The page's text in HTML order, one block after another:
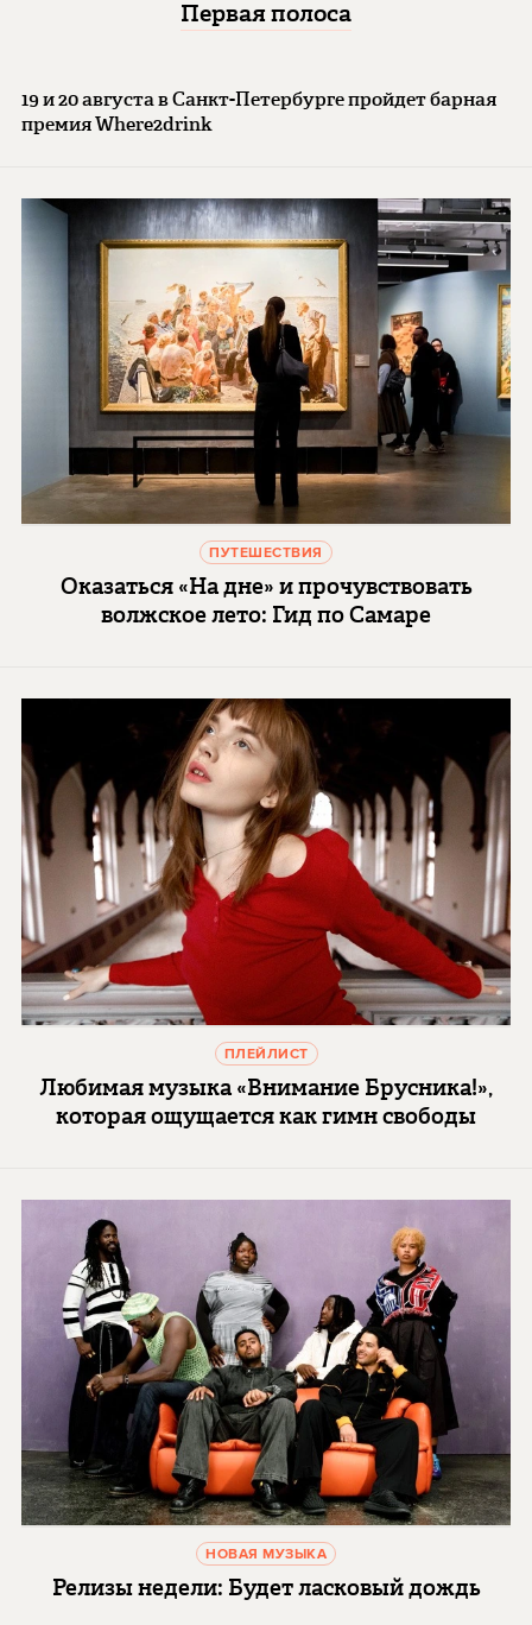
Первая полоса
19 и 20 августа в Санкт-Петербурге пройдет барная
премия Where2drink
ПУТЕШЕСТВИЯ
Оказаться «На дне» и прочувствовать
волжское лето: Гид по Самаре
ПЛЕЙЛИСТ
Любимая музыка «Внимание Брусника!»,
которая ощущается как гимн свободы
НОВАЯ МУЗЫКА
Релизы недели: Будет ласковый дождь